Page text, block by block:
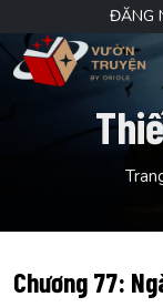
ĐĂNG
Chương 77: